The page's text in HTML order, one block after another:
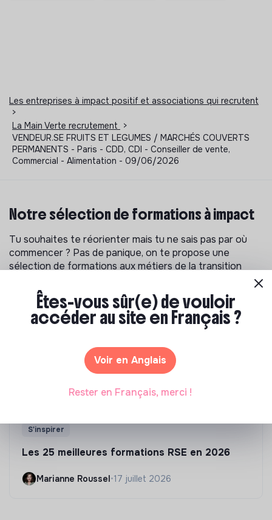
Les entreprises à impact positif et associations qui recrutent
>
La Main Verte recrutement
>
VENDEUR.SE FRUITS ET LEGUMES / MARCHÉS COUVERTS
PERMANENTS - Paris - CDD, CDI - Conseiller de vente,
Commercial - Alimentation - 09/06/2026
Notre sélection de formations à impact
Tu souhaites te réorienter mais tu ne sais pas par où
commencer ? Pas de panique, on te propose une
sélection de formations aux métiers de la transition
S'inspirer
Les 25 meilleures formations RSE en 2026
Marianne Roussel•17 juillet 2026
Êtes-vous sûr(e) de vouloir
accéder au site en Français ?
Voir en Anglais
Rester en Français, merci !